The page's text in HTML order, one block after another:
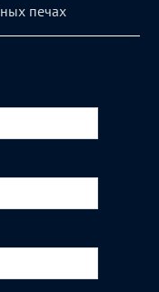
печах